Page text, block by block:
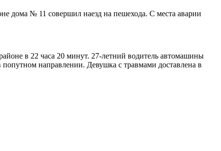
дома № 11 совершил наезд на пешехода. С места аварии
в 22 часа 20 минут. 27-летний водитель автомашины
направлении. Девушка с травмами доставлена в